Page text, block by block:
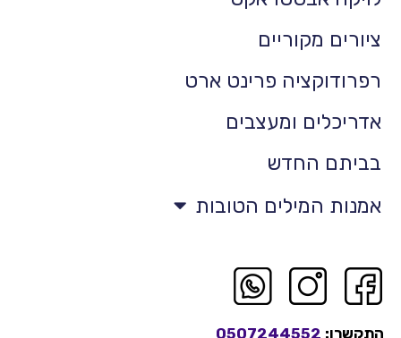
ציורים מקוריים
רפרודוקציה פרינט ארט
אדריכלים ומעצבים
בביתם החדש
אמנות המילים הטובות
התקשרו: 0507244552